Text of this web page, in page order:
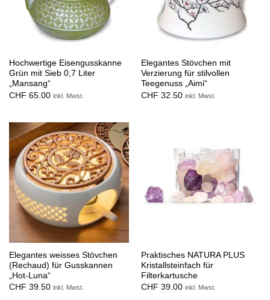
Hochwertige Eisengusskanne
Grün mit Sieb 0,7 Liter
„Mansang“
CHF 65.00 inkl. Mwst.
Elegantes Stövchen mit
Verzierung für stilvollen
Teegenuss „Aimi“
CHF 32.50 inkl. Mwst.
Elegantes weisses Stövchen
(Rechaud) für Gusskannen
„Hot-Luna“
CHF 39.50 inkl. Mwst.
Praktisches NATURA PLUS
Kristallsteinfach für
Filterkartusche
CHF 39.00 inkl. Mwst.